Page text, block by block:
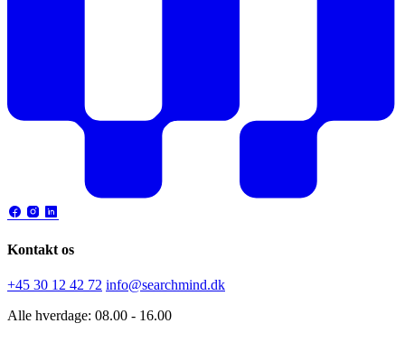
Kontakt os
+45 30 12 42 72 info@searchmind.dk
Alle hverdage: 08.00 - 16.00